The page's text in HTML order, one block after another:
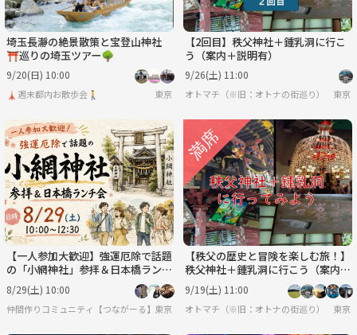
埼玉長瀞の絶景散策と宝登山神社
⛩️巡りの埼玉ツアー🌳
9/20(日) 10:00
🗼週末都内お散歩会🚶 東京
【2回目】秩父神社＋鍾乳洞に行こ
う（案内＋説明有）
9/26(土) 11:00
オトマチ（※旧：オトナの街巡り）【年
東京
【一人参加大歓迎】強運厄除で話題
の「小網神社」参拝＆日本橋ランチ
会✨
8/29(土) 10:00
仲間作りコミュニティ【つながーる】だぞ♪
東京
【秩父の歴史と冒険を楽しむ旅！】
秩父神社＋鍾乳洞に行こう（案内＋
説明有）
9/19(土) 11:00
オトマチ（※旧：オトナの街巡り）【年
東京